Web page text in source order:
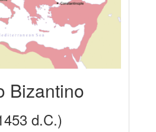
Bizantino
d.C.)